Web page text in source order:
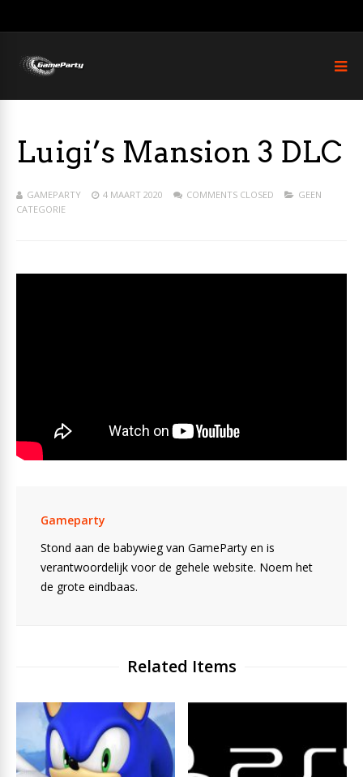
Luigi’s Mansion 3 DLC
GAMEPARTY 4 MAART 2020 COMMENTS CLOSED
GEEN
CATEGORIE
Gameparty
Stond aan de babywieg van GameParty en is
verantwoordelijk voor de gehele website. Noem het
de grote eindbaas.
Related Items